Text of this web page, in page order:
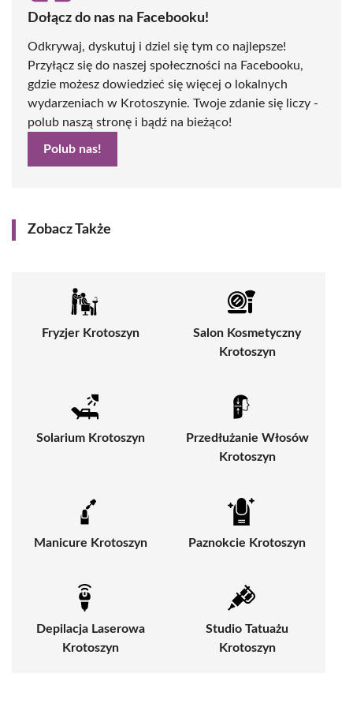
Dołącz do nas na Facebooku!
Odkrywaj, dyskutuj i dziel się tym co najlepsze!
Przyłącz się do naszej społeczności na Facebooku,
gdzie możesz dowiedzieć się więcej o lokalnych
wydarzeniach w Krotoszynie. Twoje zdanie się liczy -
polub naszą stronę i bądź na bieżąco!
Polub nas!
Zobacz Także
Fryzjer Krotoszyn
Salon Kosmetyczny
Krotoszyn
Solarium Krotoszyn
Przedłużanie Włosów
Krotoszyn
Manicure Krotoszyn Paznokcie Krotoszyn
Depilacja Laserowa
Krotoszyn
Studio Tatuażu
Krotoszyn